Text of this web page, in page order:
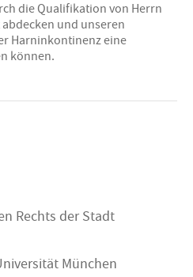
die Qualifikation von Herrn
und unseren
Harninkontinenz eine
können.
Rechts der Stadt
München